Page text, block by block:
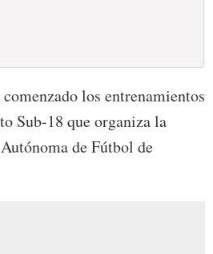
los entrenamientos
Sub-18 que organiza la
de Fútbol de